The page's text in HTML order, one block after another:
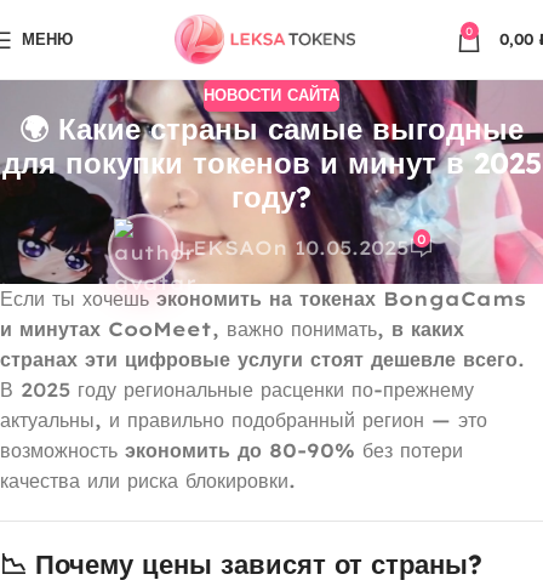
МЕНЮ 0 0,00
НОВОСТИ САЙТА
🌍 Какие страны самые выгодные
для покупки токенов и минут в 2025
году?
LEKSAOn 10.05.2025 0
Если ты хочешь экономить на токенах BongaCams
и минутах CooMeet, важно понимать, в каких
странах эти цифровые услуги стоят дешевле всего.
В 2025 году региональные расценки по-прежнему
актуальны, и правильно подобранный регион — это
возможность экономить до 80-90% без потери
качества или риска блокировки.
📉 Почему цены зависят от страны?